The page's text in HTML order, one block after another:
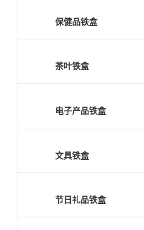
保健品铁盒
茶叶铁盒
电子产品铁盒
文具铁盒
节日礼品铁盒